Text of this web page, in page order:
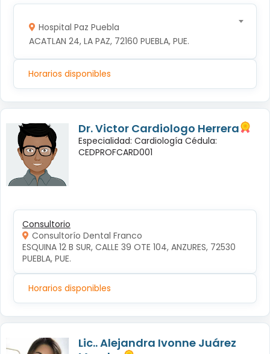
Hospital Paz Puebla
ACATLAN 24, LA PAZ, 72160 PUEBLA, PUE.
Horarios disponibles
Dr. Victor Cardiologo Herrera
Especialidad: Cardiología Cédula:
CEDPROFCARD001
Consultorio
Consultorío Dental Franco
ESQUINA 12 B SUR, CALLE 39 OTE 104, ANZURES, 72530
PUEBLA, PUE.
Horarios disponibles
Lic.. Alejandra Ivonne Juárez